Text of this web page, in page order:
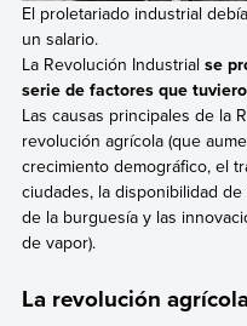
El proletariado industrial
un salario.
La Revolución Industrial se
serie de factores que
Las causas principales de la
revolución agrícola (que
crecimiento demográfico, el
ciudades, la disponibilidad
de la burguesía y las
de vapor).
La revolución agrícola